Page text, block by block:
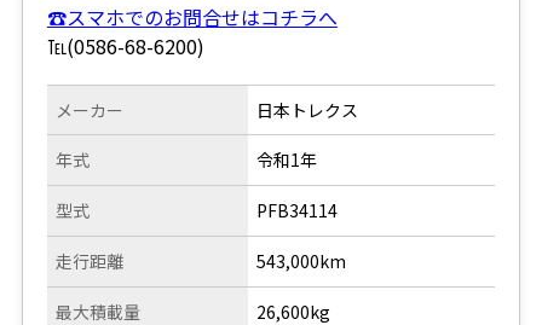
☎スマホでのお問合せはコチラへ
℡(0586-68-6200)
メーカー
年式
型式
走行距離
日本トレクス
令和1年
PFB34114
543,000km
最大積載量 26,600kg